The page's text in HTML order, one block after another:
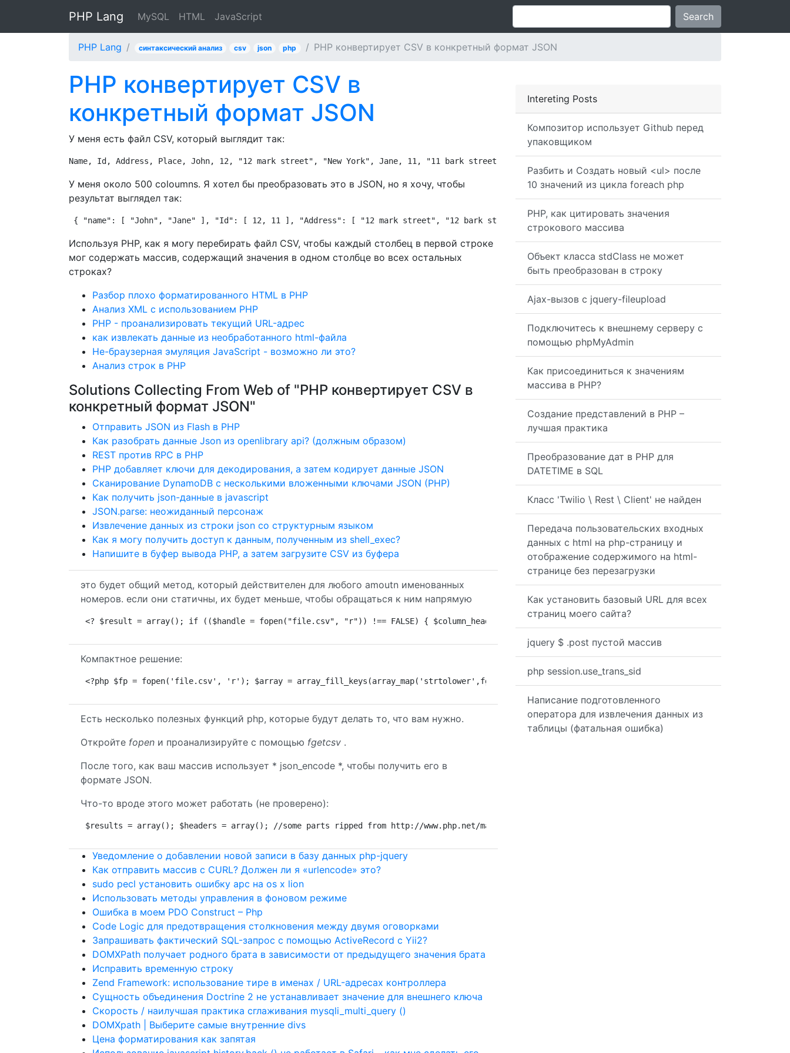
PHP Lang MySQL HTML JavaScript Search
PHP Lang синтаксический анализ csv json php PHP конвертирует CSV в конкретный формат JSON
Intereting Posts
Композитор использует Github перед
упаковщиком
Разбить и Создать новый <ul> после
10 значений из цикла foreach php
PHP, как цитировать значения
строкового массива
Объект класса stdClass не может
быть преобразован в строку
Ajax-вызов с jquery-fileupload
Подключитесь к внешнему серверу с
помощью phpMyAdmin
Как присоединиться к значениям
массива в PHP?
Создание представлений в PHP –
лучшая практика
Преобразование дат в PHP для
DATETIME в SQL
Класс 'Twilio \ Rest \ Client' не найден
Передача пользовательских входных
данных с html на php-страницу и
отображение содержимого на html-
странице без перезагрузки
Как установить базовый URL для всех
страниц моего сайта?
jquery $ .post пустой массив
php session.use_trans_sid
Написание подготовленного
оператора для извлечения данных из
таблицы (фатальная ошибка)
PHP конвертирует CSV в
конкретный формат JSON
У меня есть файл CSV, который выглядит так:
Name, Id, Address, Place, John, 12, "12 mark street", "New York", Jane, 11, "11 bark street", "New York"...
У меня около 500 coloumns. Я хотел бы преобразовать это в JSON, но я хочу, чтобы
результат выглядел так:
{ "name": [ "John", "Jane" ], "Id": [ 12, 11 ], "Address": [ "12 mark street", "12 bark street" ], "Place": [ "New York", "New York" ] }
Используя PHP, как я могу перебирать файл CSV, чтобы каждый столбец в первой строке
мог содержать массив, содержащий значения в одном столбце во всех остальных
строках?
Разбор плохо форматированного HTML в PHP
Анализ XML с использованием PHP
PHP - проанализировать текущий URL-адрес
как извлекать данные из необработанного html-файла
Не-браузерная эмуляция JavaScript - возможно ли это?
Анализ строк в PHP
Solutions Collecting From Web of "PHP конвертирует CSV в
конкретный формат JSON"
Отправить JSON из Flash в PHP
Как разобрать данные Json из openlibrary api? (должным образом)
REST против RPC в PHP
PHP добавляет ключи для декодирования, а затем кодирует данные JSON
Сканирование DynamoDB с несколькими вложенными ключами JSON (PHP)
Как получить json-данные в javascript
JSON.parse: неожиданный персонаж
Извлечение данных из строки json со структурным языком
Как я могу получить доступ к данным, полученным из shell_exec?
Напишите в буфер вывода PHP, а затем загрузите CSV из буфера
это будет общий метод, который действителен для любого amoutn именованных
номеров. если они статичны, их будет меньше, чтобы обращаться к ним напрямую
<? $result = array(); if (($handle = fopen("file.csv", "r")) !== FALSE) { $column_headers = fgetcsv($handle); // read the row.
Компактное решение:
<?php $fp = fopen('file.csv', 'r'); $array = array_fill_keys(array_map('strtolower',fgetcsv($fp)), array()); while ($row = fgetcsv($fp)) { foreach
Есть несколько полезных функций php, которые будут делать то, что вам нужно.
Откройте fopen и проанализируйте с помощью fgetcsv .
После того, как ваш массив использует * json_encode *, чтобы получить его в
формате JSON.
Что-то вроде этого может работать (не проверено):
$results = array(); $headers = array(); //some parts ripped from http://www.php.net/manual/en/function.fgetcsv.php if (($handle =
Уведомление о добавлении новой записи в базу данных php-jquery
Как отправить массив с CURL? Должен ли я «urlencode» это?
sudo pecl установить ошибку apc на os x lion
Использовать методы управления в фоновом режиме
Ошибка в моем PDO Construct – Php
Code Logic для предотвращения столкновения между двумя оговорками
Запрашивать фактический SQL-запрос с помощью ActiveRecord с Yii2?
DOMXPath получает родного брата в зависимости от предыдущего значения брата
Исправить временную строку
Zend Framework: использование тире в именах / URL-адресах контроллера
Сущность объединения Doctrine 2 не устанавливает значение для внешнего ключа
Скорость / наилучшая практика сглаживания mysqli_multi_query ()
DOMXpath | Выберите самые внутренние divs
Цена форматирования как запятая